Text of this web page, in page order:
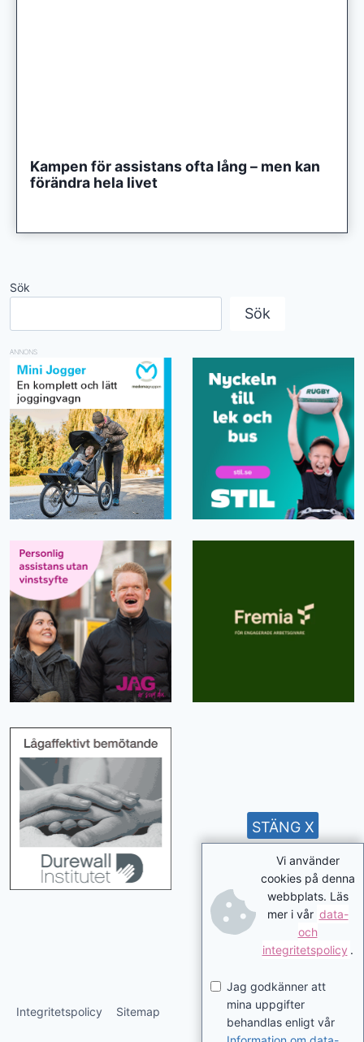
Kampen för assistans ofta lång – men kan
förändra hela livet
Sök
Sök
ANNONS
Integritetspolicy Sitemap
Vi använder
cookies på denna
webbplats. Läs
mer i vår data-
och
integritetspolicy .
Jag godkänner att
mina uppgifter
behandlas enligt vår
STÄNG X